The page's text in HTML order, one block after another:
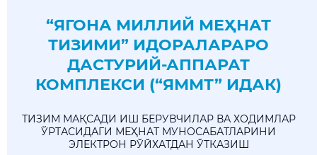
“ЯГОНА МИЛЛИЙ МЕҲНАТ
ТИЗИМИ” ИДОРАЛАРАРО
ДАСТУРИЙ-АППАРАТ
КОМПЛЕКСИ (“ЯММТ” ИДАК)
ТИЗИМ МАҚСАДИ ИШ БЕРУВЧИЛАР ВА ХОДИМЛАР
ЎРТАСИДАГИ МЕҲНАТ МУНОСАБАТЛАРИНИ
ЭЛЕКТРОН РЎЙХАТДАН ЎТКАЗИШ